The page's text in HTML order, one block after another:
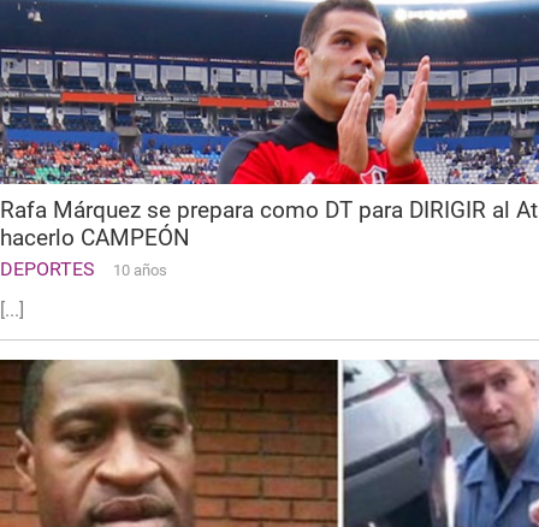
Rafa Márquez se prepara como DT para DIRIGIR al
hacerlo CAMPEÓN
DEPORTES 10 años
[...]